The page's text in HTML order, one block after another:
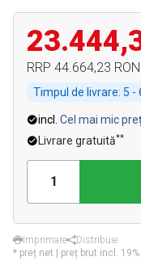
RRP 44.664,23 RON
Timpul de livrare: 5 -
incl. Cel mai mic
Livrare gratuită**
Imprimare
Distribuie
* preț net | preț brut incl. 19%